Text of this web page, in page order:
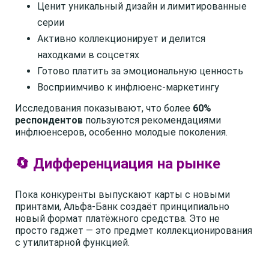
Ценит уникальный дизайн и лимитированные
серии
Активно коллекционирует и делится
находками в соцсетях
Готово платить за эмоциональную ценность
Восприимчиво к инфлюенс-маркетингу
Исследования показывают, что более 60%
респондентов пользуются рекомендациями
инфлюенсеров, особенно молодые поколения.
🔄 Дифференциация на рынке
Пока конкуренты выпускают карты с новыми
принтами, Альфа-Банк создаёт принципиально
новый формат платёжного средства. Это не
просто гаджет — это предмет коллекционирования
с утилитарной функцией.